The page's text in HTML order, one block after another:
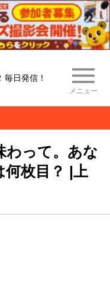
毎日発信！
メニュー
わって。あな
枚目？ |上